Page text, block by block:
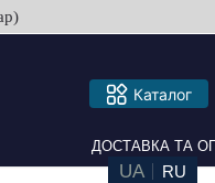
Каталог
ДОСТАВКА ТА ОПЛАТА